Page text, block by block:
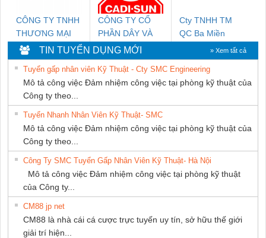
CÔNG TY TNHH
THƯƠNG MẠI
DỊCH VỤ KỸ
THUẬT ĐIỆN CƠ
GIA HƯNG PHÁT
CÔNG TY CỔ
PHẦN DÂY VÀ
CÁP ĐIỆN
THƯỢNG ĐÌNH
Cty TNHH TM
QC Ba Miền
TIN TUYỂN DỤNG MỚI » Xem tất cả
Tuyển gấp nhân viên Kỹ Thuật - Cty SMC Engineering
Mô tả công việc Đảm nhiệm công việc tại phòng kỹ thuật của
Công ty theo...
Tuyển Nhanh Nhân Viên Kỹ Thuật- SMC
Mô tả công việc Đảm nhiệm công việc tại phòng kỹ thuật của
Công ty theo...
Công Ty SMC Tuyển Gấp Nhân Viên Kỹ Thuật- Hà Nội
Mô tả công việc Đảm nhiệm công việc tại phòng kỹ thuật
của Công ty...
CM88 jp net
CM88 là nhà cái cá cược trực tuyến uy tín, sở hữu thế giới
giải trí hiện...